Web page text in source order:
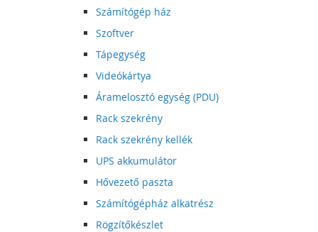
Számítógép ház
Szoftver
Tápegység
Videókártya
Áramelosztó egység (PDU)
Rack szekrény
Rack szekrény kellék
UPS akkumulátor
Hővezető paszta
Számítógépház alkatrész
Rögzítőkészlet